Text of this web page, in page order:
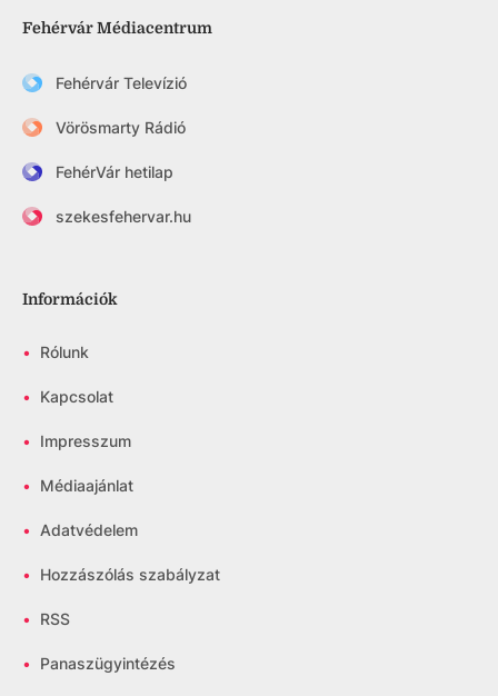
Fehérvár Médiacentrum
Fehérvár Televízió
Vörösmarty Rádió
FehérVár hetilap
szekesfehervar.hu
Információk
• Rólunk
• Kapcsolat
• Impresszum
• Médiaajánlat
• Adatvédelem
• Hozzászólás szabályzat
• RSS
• Panaszügyintézés